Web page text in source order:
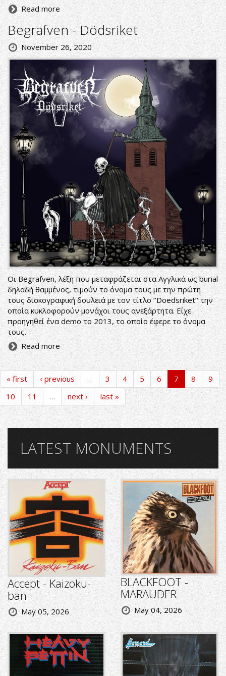
Read more
Begrafven - Dödsriket
November 26, 2020
Οι Begrafven, λέξη που μεταφράζεται στα Αγγλικά ως burial
δηλαδή θαμμένος, τιμούν το όνομα τους με την πρώτη
τους δισκογραφική δουλειά με τον τίτλο ‘’Doedsriket’’ την
οποία κυκλοφορούν μονάχοι τους ανεξάρτητα. Είχε
προηγηθεί ένα demo το 2013, το οποίο έφερε το όνομα
τους.
Read more
« first ‹ previous … 3 4 5 6 7 8
9
10
11 … next › last »
LATEST MONUMENTS
Accept - Kaizoku-
ban
May 05, 2026
BLACKFOOT -
MARAUDER
May 04, 2026